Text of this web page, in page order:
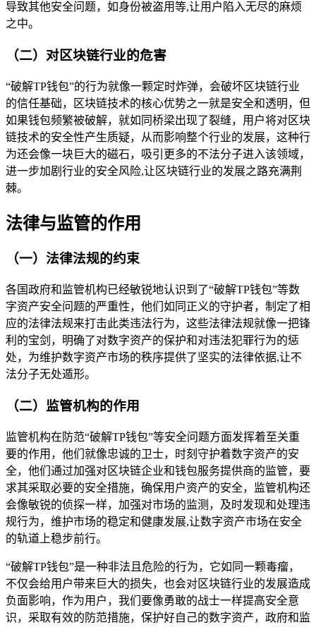
导致其他安全问题，如身份被盗用等,让用户陷入无尽的麻烦
之中。
（二）对区块链行业的危害
“破解TP钱包”的行为就像一颗定时炸弹，会破坏区块链行业
的信任基础，区块链技术的核心优势之一就是安全和透明，但
如果钱包频繁被破解，就如同桥梁出现了裂缝，用户将对区块
链技术的安全性产生质疑，从而影响整个行业的发展，这种行
为还会像一块巨大的磁石，吸引更多的不法分子进入该领域，
进一步加剧行业的安全风险,让区块链行业的发展之路充满荆
棘。
法律与监管的作用
（一）法律法规的约束
各国政府和监管机构已经敏锐地认识到了“破解TP钱包”等数
字资产安全问题的严重性，他们如同正义的守护者，制定了相
应的法律法规来打击此类违法行为，这些法律法规就像一把锋
利的宝剑，明确了对数字资产的保护和对违法犯罪行为的惩
处，为维护数字资产市场的秩序提供了坚实的法律依据,让不
法分子无处遁形。
（二）监管机构的作用
监管机构在防范“破解TP钱包”等安全问题方面发挥着至关重
要的作用，他们就像忠诚的卫士，时刻守护着数字资产的安
全，他们通过加强对区块链企业和钱包服务提供商的监管，要
求其采取必要的安全措施，确保用户资产的安全，监管机构还
会像敏锐的侦探一样，加强对市场的监测，及时发现和处理违
规行为，维护市场的稳定和健康发展,让数字资产市场在安全
的轨道上稳步前行。
“破解TP钱包”是一种非法且危险的行为，它如同一颗毒瘤，
不仅会给用户带来巨大的损失，也会对区块链行业的发展造成
负面影响，作为用户，我们要像勇敢的战士一样提高安全意
识，采取有效的防范措施，保护好自己的数字资产，政府和监